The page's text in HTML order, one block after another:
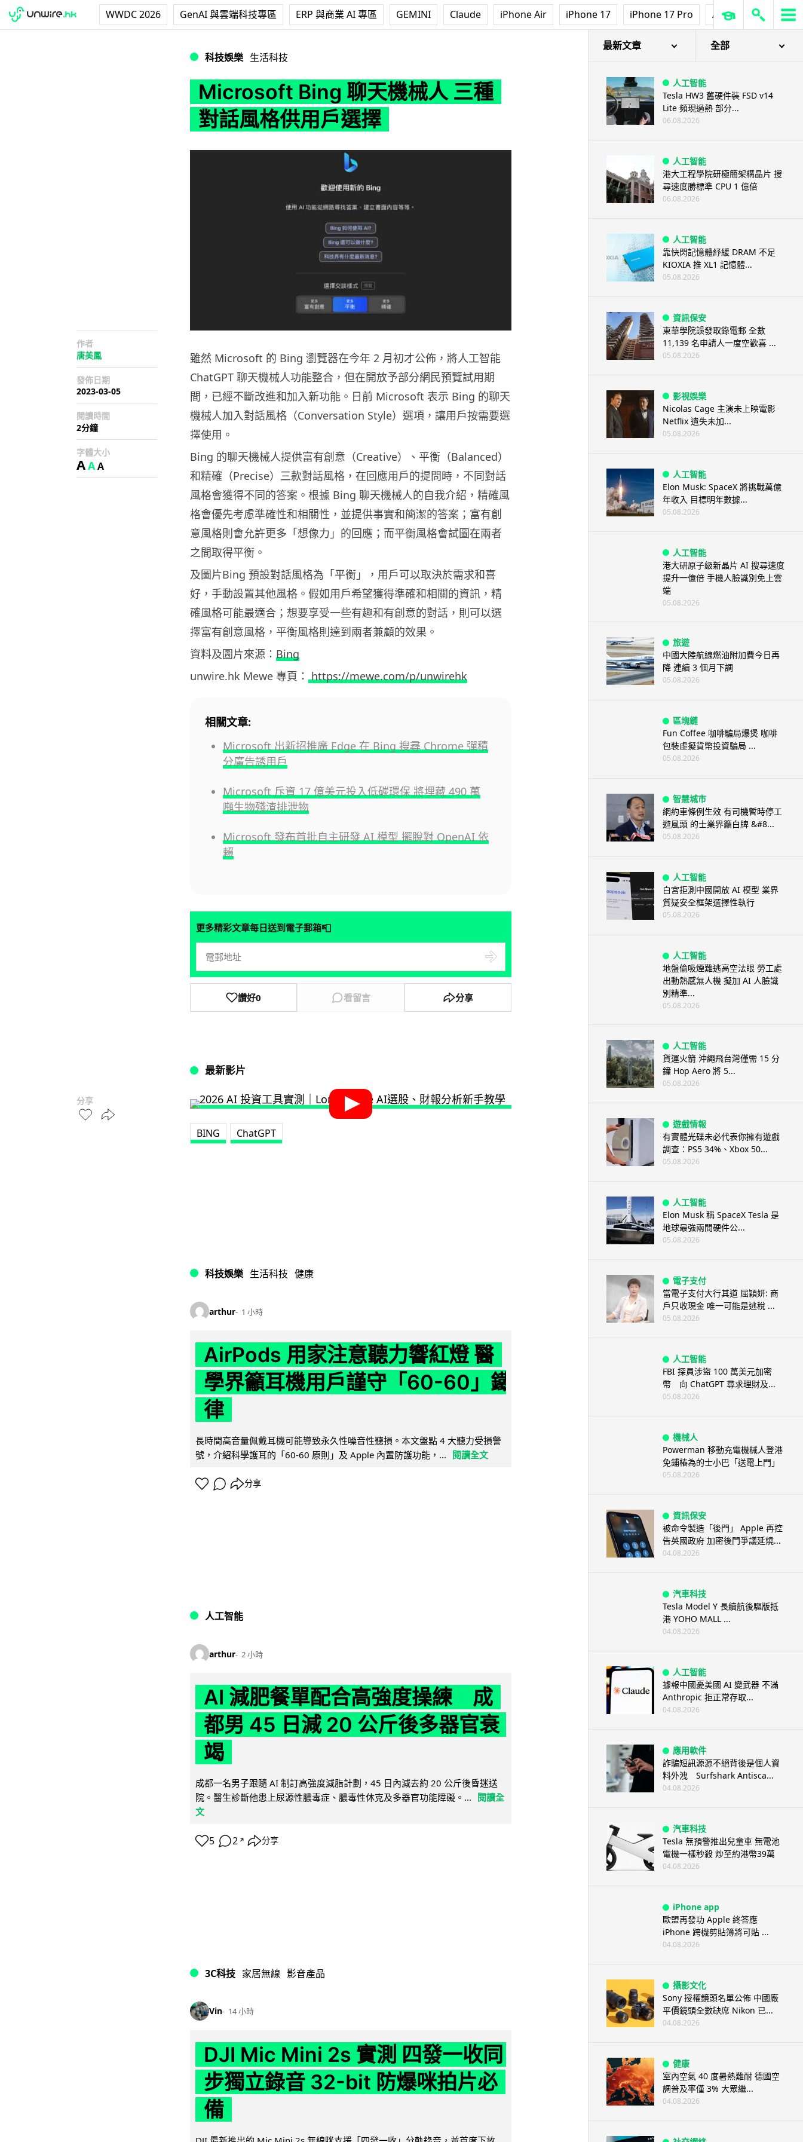
WWDC 2026 GenAI 與雲端科技專區 ERP 與商業 AI 專區 GEMINI Claude iPhone Air iPhone 17 iPhone 17 Pro AirPods Pro 3
科技娛樂 生活科技
Microsoft Bing 聊天機械人 三種
對話風格供用戶選擇
作者
唐美鳳
發佈日期
2023-03-05
閱讀時間
2分鐘
字體大小
AAA
分享
雖然 Microsoft 的 Bing 瀏覽器在今年 2 月初才公佈，將人工智能
ChatGPT 聊天機械人功能整合，但在開放予部分網民預覽試用期
間，已經不斷改進和加入新功能。日前 Microsoft 表示 Bing 的聊天
機械人加入對話風格（Conversation Style）選項，讓用戶按需要選
擇使用。
Bing 的聊天機械人提供富有創意（Creative）、平衡（Balanced）
和精確（Precise）三款對話風格，在回應用戶的提問時，不同對話
風格會獲得不同的答案。根據 Bing 聊天機械人的自我介紹，精確風
格會優先考慮準確性和相關性，並提供事實和簡潔的答案；富有創
意風格則會允許更多「想像力」的回應；而平衡風格會試圖在兩者
之間取得平衡。
及圖片Bing 預設對話風格為「平衡」，用戶可以取決於需求和喜
好，手動設置其他風格。假如用戶希望獲得準確和相關的資訊，精
確風格可能最適合；想要享受一些有趣和有創意的對話，則可以選
擇富有創意風格，平衡風格則達到兩者兼顧的效果。
資料及圖片來源： Bing
unwire.hk Mewe 專頁： https://mewe.com/p/unwirehk
相關文章:
Microsoft 出新招推廣 Edge 在 Bing 搜尋 Chrome 彈積
分廣告誘用戶
Microsoft 斥資 17 億美元投入低碳環保 將埋藏 490 萬
噸生物殘渣排泄物
Microsoft 發布首批自主研發 AI 模型 擺脫對 OpenAI 依
賴
更多精彩文章每日送到電子郵箱📮
讚好0 看留言 分享
最新影片
BING ChatGPT
科技娛樂 生活科技 健康
arthur 1 小時
AirPods 用家注意聽力響紅燈 醫
學界籲耳機用戶謹守「60-60」鐵
律
長時間高音量佩戴耳機可能導致永久性噪音性聽損。本文盤點 4 大聽力受損警
號，介紹科學護耳的「60-60 原則」及 Apple 內置防護功能，...
閱讀全文
分享
人工智能
arthur 2 小時
AI 減肥餐單配合高強度操練 成
都男 45 日減 20 公斤後多器官衰
竭
成都一名男子跟隨 AI 制訂高強度減脂計劃，45 日內減去約 20 公斤後昏迷送
院。醫生診斷他患上尿源性膿毒症、膿毒性休克及多器官功能障礙。...
閱讀全
文
5 2 ↗ 分享
3C科技 家居無線 影音產品
Vin 14 小時
DJI Mic Mini 2s 實測 四發一收同
步獨立錄音 32-bit 防爆咪拍片必
備
最新文章 全部
人工智能
Tesla HW3 舊硬件裝 FSD v14
Lite 頻現過熱 部分...
06.08.2026
人工智能
港大工程學院研極簡架構晶片 搜
尋速度勝標準 CPU 1 億倍
06.08.2026
人工智能
靠快閃記憶體紓緩 DRAM 不足
KIOXIA 推 XL1 記憶體...
05.08.2026
資訊保安
東華學院誤發取錄電郵 全數
11,139 名申請人一度空歡喜 ...
05.08.2026
影視娛樂
Nicolas Cage 主演未上映電影
Netflix 遺失未加...
05.08.2026
人工智能
Elon Musk: SpaceX 將挑戰萬億
年收入 目標明年數據...
05.08.2026
人工智能
港大研原子級新晶片 AI 搜尋速度
提升一億倍 手機人臉識別免上雲
端
05.08.2026
旅遊
中國大陸航線燃油附加費今日再
降 連續 3 個月下調
05.08.2026
區塊鏈
Fun Coffee 咖啡騙局爆煲 咖啡
包裝虛擬貨幣投資騙局 ...
05.08.2026
智慧城市
網約車條例生效 有司機暫時停工
避風頭 的士業界籲白牌 &#8...
05.08.2026
人工智能
白宮拒測中國開放 AI 模型 業界
質疑安全框架選擇性執行
05.08.2026
人工智能
地盤偷吸煙難逃高空法眼 勞工處
出動熱感無人機 擬加 AI 人臉識
別精準...
05.08.2026
人工智能
貨運火箭 沖繩飛台灣僅需 15 分
鐘 Hop Aero 將 5...
05.08.2026
遊戲情報
有實體光碟未必代表你擁有遊戲
調查：PS5 34%、Xbox 50...
05.08.2026
人工智能
Elon Musk 稱 SpaceX Tesla 是
地球最強兩間硬件公...
05.08.2026
電子支付
當電子支付大行其道 屈穎妍: 商
戶只收現金 唯一可能是逃稅 ...
05.08.2026
人工智能
FBI 探員涉盜 100 萬美元加密
幣 向 ChatGPT 尋求理財及...
05.08.2026
機械人
Powerman 移動充電機械人登港
免鋪樁為的士小巴「送電上門」
05.08.2026
資訊保安
被命令製造「後門」 Apple 再控
告英國政府 加密後門爭議延燒...
04.08.2026
汽車科技
Tesla Model Y 長續航後驅版抵
港 YOHO MALL ...
04.08.2026
人工智能
據報中國憂美國 AI 變武器 不滿
Anthropic 拒正常存取...
04.08.2026
應用軟件
詐騙短訊源源不絕背後是個人資
料外洩 Surfshark Antisca...
04.08.2026
汽車科技
Tesla 無預警推出兒童車 無電池
電機一樣秒殺 炒至約港幣39萬
04.08.2026
iPhone app
歐盟再發功 Apple 終答應
iPhone 跨機剪貼簿將可貼 ...
04.08.2026
攝影文化
Sony 授權鏡頭名單公佈 中國廠
平價鏡頭全數缺席 Nikon 已...
04.08.2026
健康
室內空氣 40 度暑熱難耐 德國空
調普及率僅 3% 大眾繼...
04.08.2026